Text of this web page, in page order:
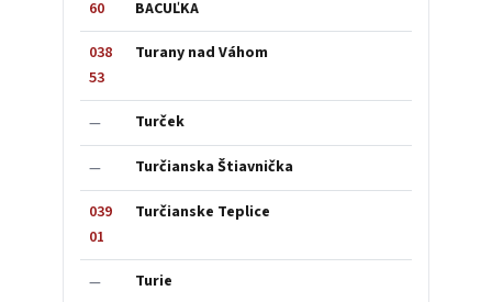
60
BACUĽKA
038
53
Turany nad Váhom
— Turček
— Turčianska Štiavnička
039
01
Turčianske Teplice
— Turie